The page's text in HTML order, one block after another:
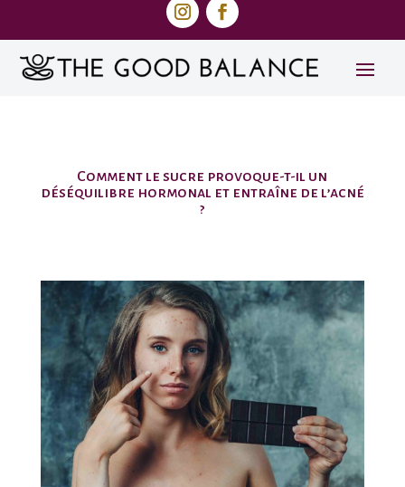
Comment le sucre provoque-t-il un
déséquilibre hormonal et entraîne de l’acné
?